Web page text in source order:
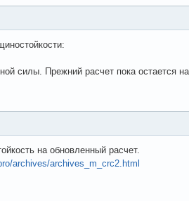
силы. Прежний расчет пока остается
на обновленный расчет.
archives/archives_m_crc2.html